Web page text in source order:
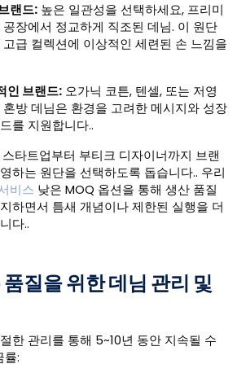
랜드: 높은 일관성을 선택하세요, 프리미
장에서 정교하게 직조된 데님. 이 원단
급 컬렉션에 이상적인 세련된 손 느낌을
인 브랜드: 오가닉 코튼, 텐셀, 또는 저영
방 데님은 환경을 고려한 메시지와 성장
를 지원합니다..
타트업부터 부티크 디자이너까지 브랜
하는 원단을 선택하도록 돕습니다.. 우리
비스 낮은 MOQ 옵션을 통해 생산 품질
하면서 틈새 개념이나 제한된 실행을 더
다..
질을 위한 데님 관리 및
한 관리를 통해 5~10년 동안 지속될 수
률: